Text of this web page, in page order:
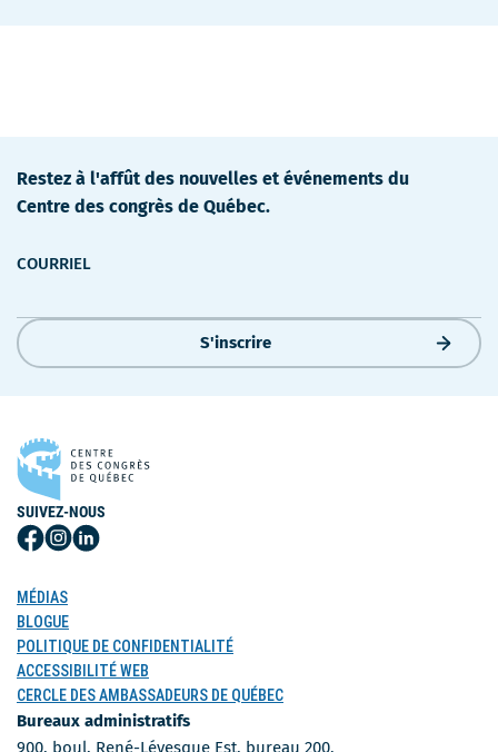
Restez à l'affût des nouvelles et événements du
Centre des congrès de Québec.
COURRIEL
S'inscrire
SUIVEZ-NOUS
Suivez-
sur
Facebook
Suivez-
Instagram
Suivez-
MÉDIAS
BLOGUE
POLITIQUE DE CONFIDENTIALITÉ
ACCESSIBILITÉ WEB
CERCLE DES AMBASSADEURS DE QUÉBEC
Bureaux administratifs
900, boul. René-Lévesque Est, bureau 200,